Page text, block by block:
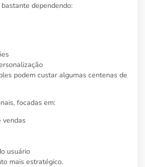
dependendo:
podem custar algumas centenas de
focadas em:
vendas
usuário
mais estratégico.